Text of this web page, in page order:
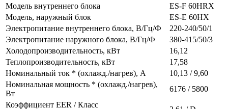
Модель внутреннего блока
ES-F 60HRX
Модель, наружный блок
ES-E 60HX
Электропитание внутреннего блока, В/Гц/Ф
220-240/50/1
Электропитание наружного блока, В/Гц/Ф
380-415/50/3
Холодопроизводительность, кВт
16,12
Теплопроизводительность, кВт
17,58
Номинальный ток * (охлажд./нагрев), А
10,13 / 9,60
Номинальная мощность * (охлажд./нагрев),
Вт
6176 / 5800
Коэффициент EER / Класс